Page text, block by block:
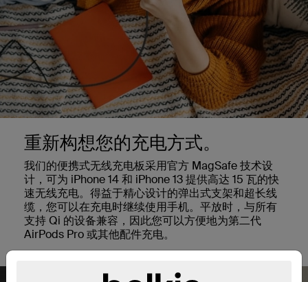
重新构想您的充电方式。
我们的便携式无线充电板采用官方 MagSafe 技术设
计，可为 iPhone 14 和 iPhone 13 提供高达 15 瓦的快
速无线充电。得益于精心设计的弹出式支架和超长线
缆，您可以在充电时继续使用手机。平放时，与所有
支持 Qi 的设备兼容，因此您可以方便地为第二代
AirPods Pro 或其他配件充电。